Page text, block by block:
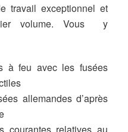
travail exceptionnel et
volume. Vous y
à feu avec les fusées
allemandes d’après